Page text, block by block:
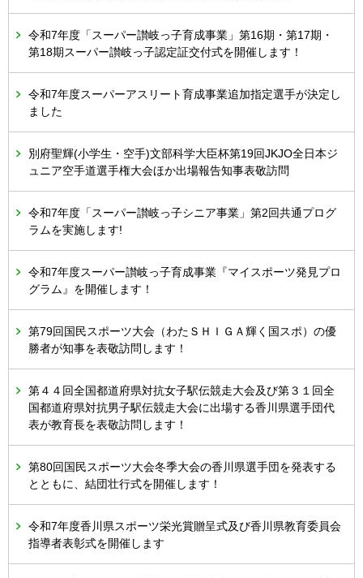
令和7年度「スーパー讃岐っ子育成事業」第16期・第17期・
第18期スーパー讃岐っ子認定証交付式を開催します！
令和7年度スーパーアスリート育成事業追加指定選手が決定し
ました
別府聖輝(小学生・空手)文部科学大臣杯第19回JKJO全日本ジ
ュニア空手道選手権大会ほか出場報告知事表敬訪問
令和7年度「スーパー讃岐っ子シニア事業」第2回共通プログ
ラムを実施します!
令和7年度スーパー讃岐っ子育成事業『マイスポーツ発見プロ
グラム』を開催します！
第79回国民スポーツ大会（わたＳＨＩＧＡ輝く国スポ）の優
勝者が知事を表敬訪問します！
第４４回全国都道府県対抗女子駅伝競走大会及び第３１回全
国都道府県対抗男子駅伝競走大会に出場する香川県選手団代
表が教育長を表敬訪問します！
第80回国民スポーツ大会冬季大会の香川県選手団を発表する
とともに、結団壮行式を開催します！
令和7年度香川県スポーツ栄光賞贈呈式及び香川県教育委員会
指導者表彰式を開催します